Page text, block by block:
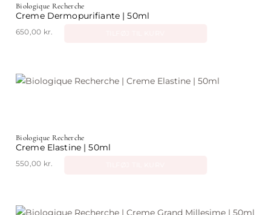
Biologique Recherche
Creme Dermopurifiante | 50ml
650,00 kr.
Biologique Recherche
Creme Elastine | 50ml
550,00 kr.